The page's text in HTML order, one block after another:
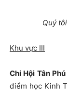
Quý
Khu vực III
Chi Hội Tân
điểm học Kinh